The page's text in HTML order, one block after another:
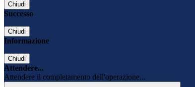
Chiudi
Successo
Chiudi
Informazione
Chiudi
Attendere...
Attendere il completamento dell'operazione...